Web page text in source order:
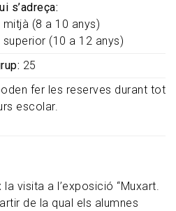
visita a l’exposició “Muxart.
de la qual els alumnes
s’adreça
(8 a 10 anys)
(10 a 12 anys)
25
fer les reserves durant tot
escolar.